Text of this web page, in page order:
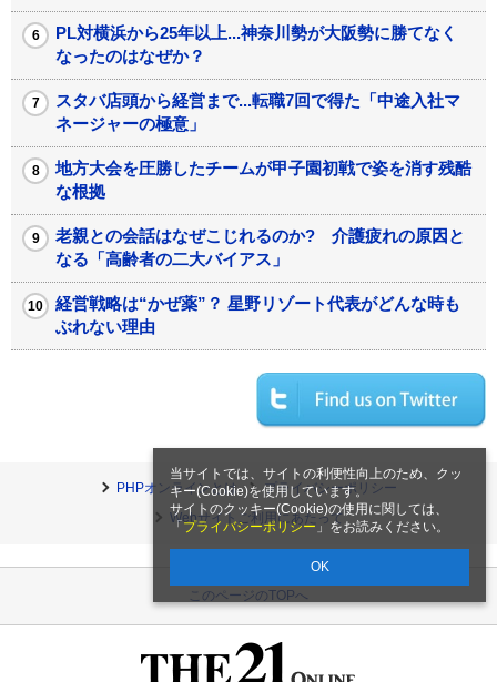
当サイトでは、サイトの利便性向上のため、クッ
キー(Cookie)を使用しています。
サイトのクッキー(Cookie)の使用に関しては、
「 プライバシーポリシー 」をお読みください。
OK
PL対横浜から25年以上...神奈川勢が大阪勢に勝てなく
なったのはなぜか？
スタバ店頭から経営まで...転職7回で得た「中途入社マ
ネージャーの極意」
地方大会を圧勝したチームが甲子園初戦で姿を消す残酷
な根拠
老親との会話はなぜこじれるのか? 介護疲れの原因と
なる「高齢者の二大バイアス」
経営戦略は“かぜ薬”？ 星野リゾート代表がどんな時も
ぶれない理由
PHPオンラインとは
プライバシーポリシー
Webサイトご利用にあたって
このページのTOPへ